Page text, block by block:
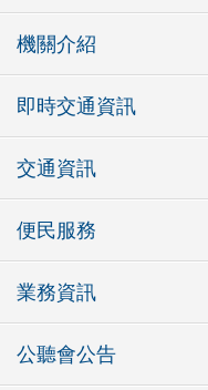
機關介紹
即時交通資訊
交通資訊
便民服務
業務資訊
公聽會公告